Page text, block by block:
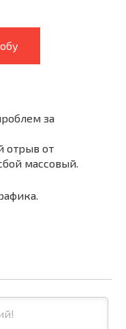
за
отрыв от
массовый.